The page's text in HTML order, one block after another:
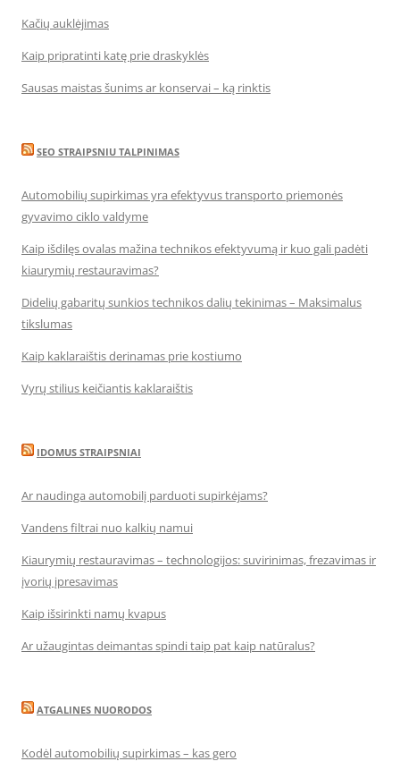
Kačių auklėjimas
Kaip pripratinti katę prie draskyklės
Sausas maistas šunims ar konservai – ką rinktis
SEO STRAIPSNIU TALPINIMAS
Automobilių supirkimas yra efektyvus transporto priemonės
gyvavimo ciklo valdyme
Kaip išdilęs ovalas mažina technikos efektyvumą ir kuo gali padėti
kiaurymių restauravimas?
Didelių gabaritų sunkios technikos dalių tekinimas – Maksimalus
tikslumas
Kaip kaklaraištis derinamas prie kostiumo
Vyrų stilius keičiantis kaklaraištis
IDOMUS STRAIPSNIAI
Ar naudinga automobilį parduoti supirkėjams?
Vandens filtrai nuo kalkių namui
Kiaurymių restauravimas – technologijos: suvirinimas, frezavimas ir
įvorių įpresavimas
Kaip išsirinkti namų kvapus
Ar užaugintas deimantas spindi taip pat kaip natūralus?
ATGALINES NUORODOS
Kodėl automobilių supirkimas – kas gero